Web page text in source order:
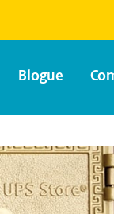
Blogue